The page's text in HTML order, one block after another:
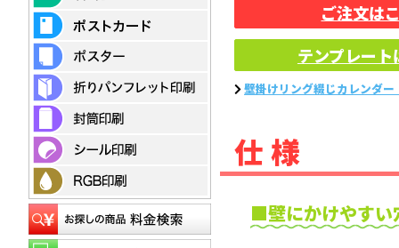
ご注文は
テンプレート
壁掛けリング綴じカレンダ
仕様
壁にかけやす